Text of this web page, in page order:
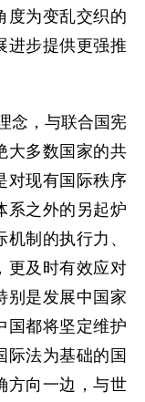
度为变乱交织的
进步提供更强推
念，与联合国宪
大多数国家的共
对现有国际秩序
系之外的另起炉
制的执行力、
更及时有效应对
别是发展中国家
国都将坚定维护
际法为基础的国
方向一边，与世